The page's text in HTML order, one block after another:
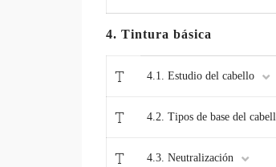
4. Tintura básica
4.1. Estudio del cabello
4.2. Tipos de base del
4.3. Neutralización